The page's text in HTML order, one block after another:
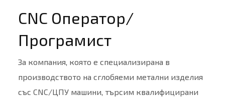
CNC Оператор/
Програмист
За компания, която е специализирана в
производството на сглобяеми метални изделия
със CNC/ЦПУ машини, търсим квалифицирани